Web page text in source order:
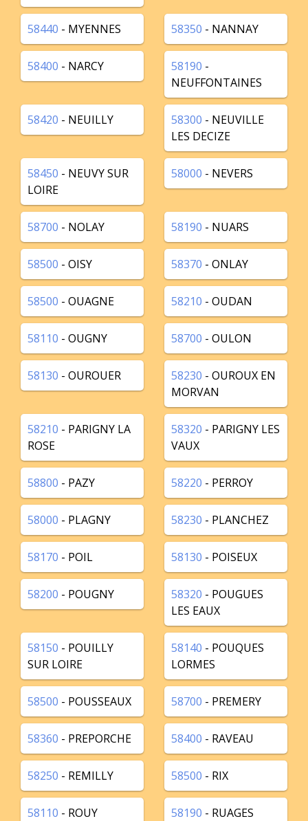
58440 - MYENNES 58350 - NANNAY
58400 - NARCY 58190 -
NEUFFONTAINES
58420 - NEUILLY 58300 - NEUVILLE
LES DECIZE
58450 - NEUVY SUR
LOIRE
58000 - NEVERS
58700 - NOLAY 58190 - NUARS
58500 - OISY 58370 - ONLAY
58500 - OUAGNE 58210 - OUDAN
58110 - OUGNY 58700 - OULON
58130 - OUROUER 58230 - OUROUX EN
MORVAN
58210 - PARIGNY LA
ROSE
58320 - PARIGNY LES
VAUX
58800 - PAZY 58220 - PERROY
58000 - PLAGNY 58230 - PLANCHEZ
58170 - POIL 58130 - POISEUX
58200 - POUGNY 58320 - POUGUES
LES EAUX
58150 - POUILLY
SUR LOIRE
58140 - POUQUES
LORMES
58500 - POUSSEAUX 58700 - PREMERY
58360 - PREPORCHE 58400 - RAVEAU
58250 - REMILLY 58500 - RIX
58110 - ROUY 58190 - RUAGES